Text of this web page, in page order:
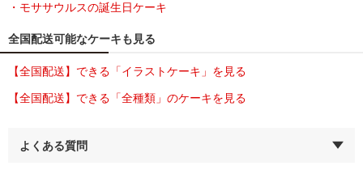
・モササウルスの誕生日ケーキ
全国配送可能なケーキも見る
【全国配送】できる「イラストケーキ」を見る
【全国配送】できる「全種類」のケーキを見る
よくある質問